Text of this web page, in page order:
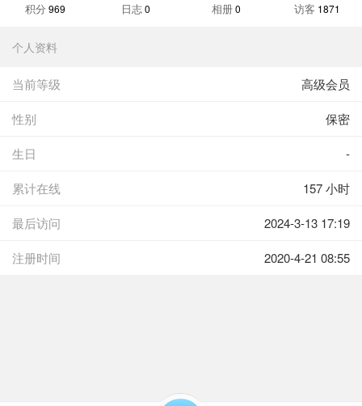
积分 969 日志0 相册0 访客 1871
个人资料
当前等级 高级会员
性别 保密
生日 -
累计在线 157 小时
最后访问 2024-3-13 17:19
注册时间 2020-4-21 08:55